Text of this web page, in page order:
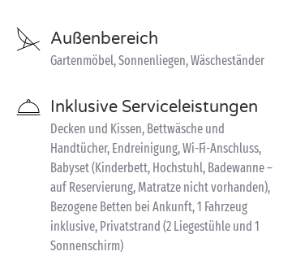
Außenbereich
Gartenmöbel, Sonnenliegen, Wäscheständer
Inklusive Serviceleistungen
Decken und Kissen, Bettwäsche und
Handtücher, Endreinigung, Wi-Fi-Anschluss,
Babyset (Kinderbett, Hochstuhl, Badewanne –
auf Reservierung, Matratze nicht vorhanden),
Bezogene Betten bei Ankunft, 1 Fahrzeug
inklusive, Privatstrand (2 Liegestühle und 1
Sonnenschirm)